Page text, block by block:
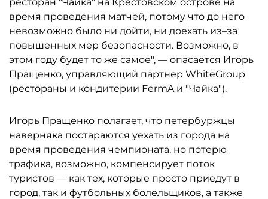
время проведения матчей, потому что до него
невозможно было ни дойти, ни доехать из–за
повышенных мер безопасности. Возможно, в
этом году будет то же самое", — опасается Игорь
Пращенко, управляющий партнер WhiteGroup
(рестораны и кондитерии FermA и "Чайка").
Игорь Пращенко полагает, что петербуржцы
наверняка постараются уехать из города на
время проведения чемпионата, но потерю
трафика, возможно, компенсирует поток
туристов — как тех, которые просто приедут в
город, так и футбольных болельщиков, а также